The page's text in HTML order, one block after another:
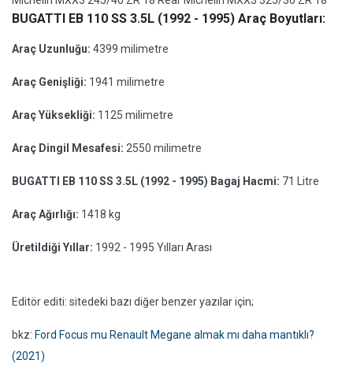
BUGATTI EB 110 SS 3.5L (1992 - 1995) Araç Boyutları:
Araç Uzunluğu: 4399 milimetre
Araç Genişliği: 1941 milimetre
Araç Yüksekliği: 1125 milimetre
Araç Dingil Mesafesi: 2550 milimetre
BUGATTI EB 110 SS 3.5L (1992 - 1995) Bagaj Hacmi: 71 Litre
Araç Ağırlığı: 1418 kg
Üretildiği Yıllar: 1992 - 1995 Yılları Arası
Editör editi: sitedeki bazı diğer benzer yazılar için;
bkz: Ford Focus mu Renault Megane almak mı daha mantıklı?
(2021)